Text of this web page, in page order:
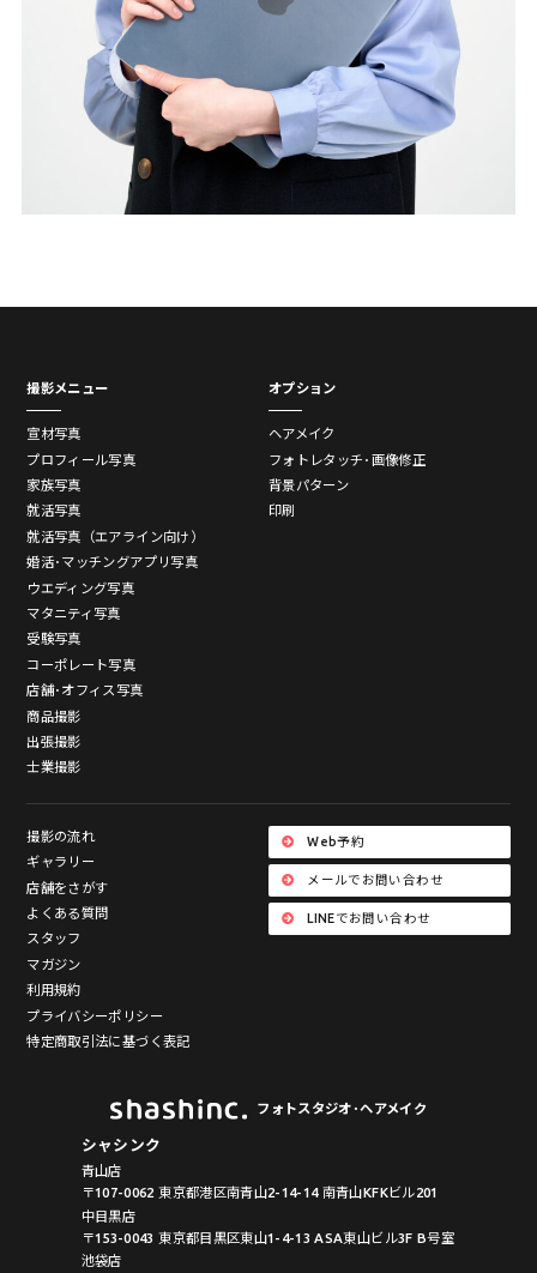
撮影メニュー
宣材写真
プロフィール写真
家族写真
就活写真
就活写真（エアライン向け）
婚活･マッチングアプリ写真
ウエディング写真
マタニティ写真
受験写真
コーポレート写真
店舗･オフィス写真
商品撮影
出張撮影
士業撮影
オプション
ヘアメイク
フォトレタッチ･画像修正
背景パターン
印刷
撮影の流れ
ギャラリー
店舗をさがす
よくある質問
スタッフ
マガジン
利用規約
プライバシーポリシー
特定商取引法に基づく表記
Web予約
メールでお問い合わせ
LINEでお問い合わせ
フォトスタジオ･ヘアメイク
シャシンク
青山店
〒107-0062 東京都港区南青山2-14-14 南青山KFKビル201
中目黒店
〒153-0043 東京都目黒区東山1-4-13 ASA東山ビル3F B号室
池袋店